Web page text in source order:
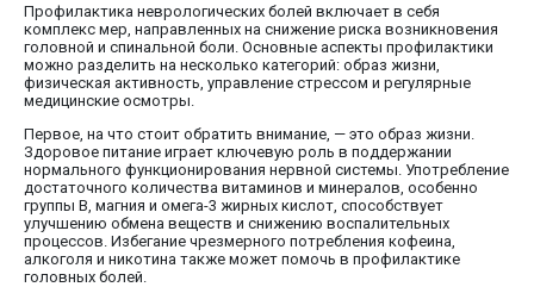
Профилактика неврологических болей включает в себя
комплекс мер, направленных на снижение риска возникновения
головной и спинальной боли. Основные аспекты профилактики
можно разделить на несколько категорий: образ жизни,
физическая активность, управление стрессом и регулярные
медицинские осмотры.
Первое, на что стоит обратить внимание, — это образ жизни.
Здоровое питание играет ключевую роль в поддержании
нормального функционирования нервной системы. Употребление
достаточного количества витаминов и минералов, особенно
группы B, магния и омега-3 жирных кислот, способствует
улучшению обмена веществ и снижению воспалительных
процессов. Избегание чрезмерного потребления кофеина,
алкоголя и никотина также может помочь в профилактике
головных болей.